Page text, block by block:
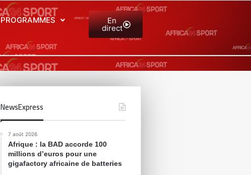
PROGRAMMES En
direct
NewsExpress
7 août 2026
Afrique : la BAD accorde 100
millions d’euros pour une
gigafactory africaine de batteries